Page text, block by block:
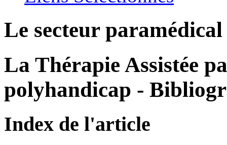
Le secteur paramédical
La Thérapie Assistée
polyhandicap -
Index de l'article